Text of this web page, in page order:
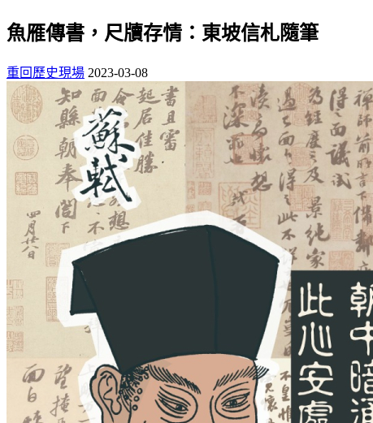
魚雁傳書，尺牘存情：東坡信札隨筆
重回歷史現場 2023-03-08